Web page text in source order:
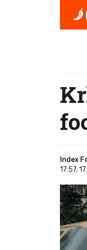
Index
17:57,